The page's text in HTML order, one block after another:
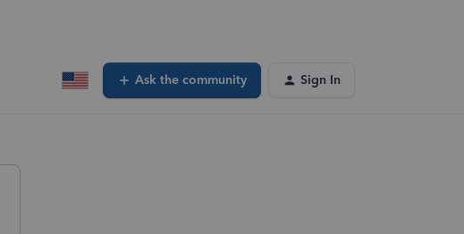
Ask the community Sign In